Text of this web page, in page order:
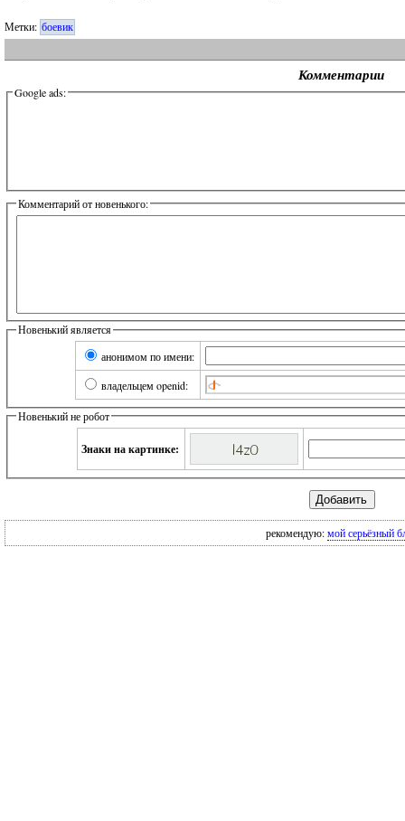
Метки: боевик
Комментарии
Google ads:
Комментарий от новенького:
Новенький является
анонимом по имени:
владельцем openid:
Новенький не робот
Знаки на картинке:
рекомендую: мой серьёзный